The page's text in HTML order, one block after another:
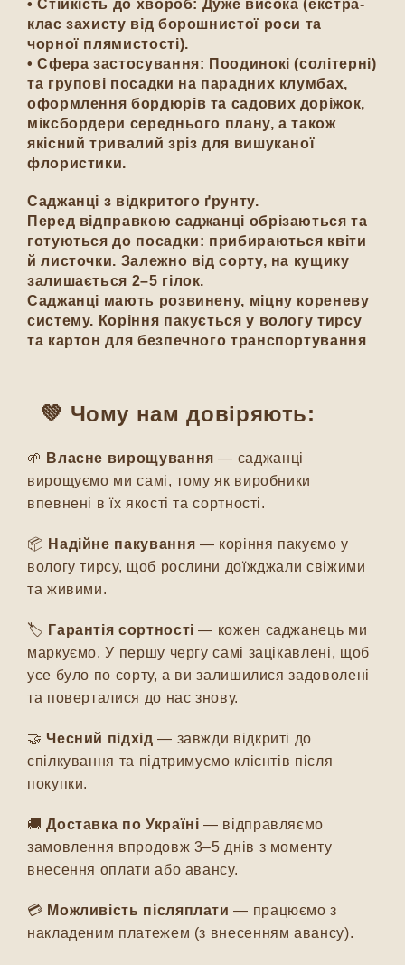
• Стійкість до хвороб: Дуже висока (екстра-
клас захисту від борошнистої роси та
чорної плямистості).
• Сфера застосування: Поодинокі (солітерні)
та групові посадки на парадних клумбах,
оформлення бордюрів та садових доріжок,
міксбордери середнього плану, а також
якісний тривалий зріз для вишуканої
флористики.
Саджанці з відкритого ґрунту.
Перед відправкою саджанці обрізаються та
готуються до посадки: прибираються квіти
й листочки. Залежно від сорту, на кущику
залишається 2–5 гілок.
Саджанці мають розвинену, міцну кореневу
систему. Коріння пакується у вологу тирсу
та картон для безпечного транспортування
💚 Чому нам довіряють:
🌱 Власне вирощування — саджанці
вирощуємо ми самі, тому як виробники
впевнені в їх якості та сортності.
📦 Надійне пакування — коріння пакуємо у
вологу тирсу, щоб рослини доїжджали свіжими
та живими.
🏷️ Гарантія сортності — кожен саджанець ми
маркуємо. У першу чергу самі зацікавлені, щоб
усе було по сорту, а ви залишилися задоволені
та поверталися до нас знову.
🤝Чесний підхід — завжди відкриті до
спілкування та підтримуємо клієнтів після
покупки.
🚚Доставка по Україні — відправляємо
замовлення впродовж 3–5 днів з моменту
внесення оплати або авансу.
💳 Можливість післяплати — працюємо з
накладеним платежем (з внесенням авансу).